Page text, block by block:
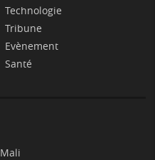
Technologie
Tribune
Evènement
Santé
Mali